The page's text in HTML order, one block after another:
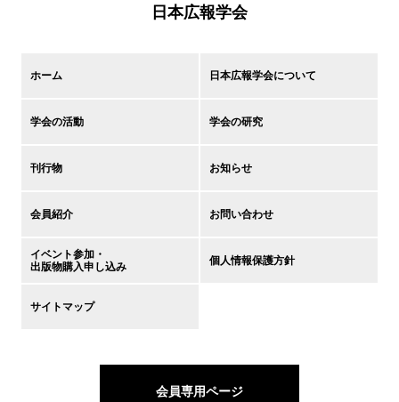
日本広報学会
ホーム 日本広報学会について
学会の活動 学会の研究
刊行物 お知らせ
会員紹介 お問い合わせ
イベント参加・
出版物購入申し込み
個人情報保護方針
サイトマップ
会員専用ページ